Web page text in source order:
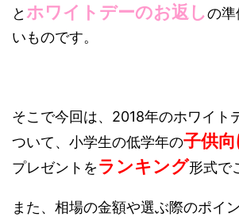
とホワイトデーのお返しの準
いものです。
そこで今回は、2018年のホワイト
ついて、小学生の低学年の子供向
プレゼントをランキング形式で
また、相場の金額や選ぶ際のポイ